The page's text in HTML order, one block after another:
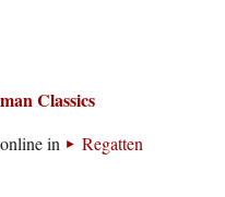
Classics
in
Regatten